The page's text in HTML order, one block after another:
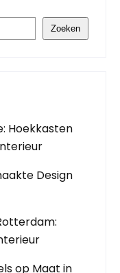
Zoeken
Hoekkasten
Design
op Maat in